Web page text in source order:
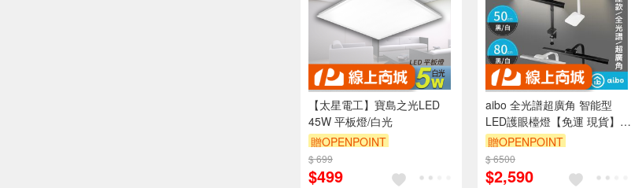
【太星電工】寶島之光LED
45W 平板燈/白光
贈OPENPOINT
$ 699
$499
aibo 全光譜超廣角 智能型
LED護眼檯燈【免運 現貨】無
藍光危害 兒童檯燈 成長書桌
燈 閱讀燈 夾式檯燈 LED檯燈
贈OPENPOINT
$ 6500
$2,590